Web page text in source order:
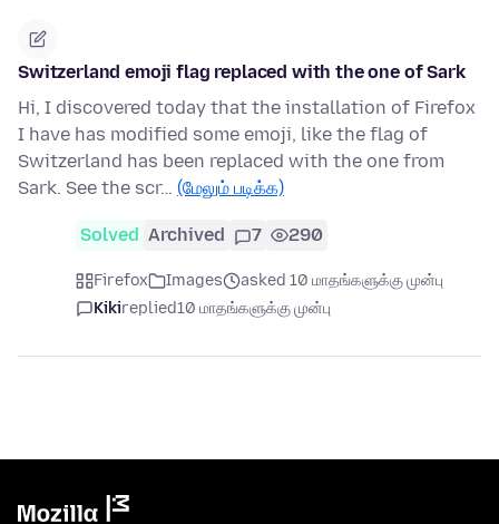
Switzerland emoji flag replaced with the one of Sark
Hi, I discovered today that the installation of Firefox
I have has modified some emoji, like the flag of
Switzerland has been replaced with the one from
Sark. See the scr… (மேலும் படிக்க)
Solved Archived 7 290
Firefox Images
asked 10 மாதங்களுக்கு முன்பு
Kikireplied10 மாதங்களுக்கு முன்பு